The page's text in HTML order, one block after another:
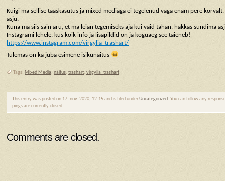
Kuigi ma sellise taaskasutus ja mixed mediaga ei tegelenud väga enam pere
asju.
Kuna ma siis sain aru, et ma leian tegemiseks aja kui vaid tahan, hakkas sündima
Instagrami lehele, kus kõik info ja lisapildid on ja koguaeg see täieneb!
https://www.instagram.com/virgylia_trashart/
Tulemas on ka juba esimene isikunäitus
Tags: Mixed Media, näitus, trashart, virgylia_trashart
This entry was posted on 17. nov. 2020, 12:15 and is filed underUncategorized. You can follow any
pings are currently closed.
Comments are closed.